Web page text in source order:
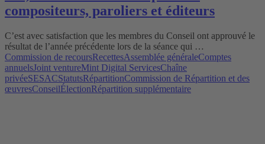
compositeurs, paroliers et éditeurs
C’est avec satisfaction que les membres du Conseil ont approuvé le
résultat de l’année précédente lors de la séance qui …
Commission de recoursRecettesAssemblée généraleComptes
annuelsJoint ventureMint Digital ServicesChaîne
privéeSESACStatutsRépartitionCommission de Répartition et des
œuvresConseilÉlectionRépartition supplémentaire